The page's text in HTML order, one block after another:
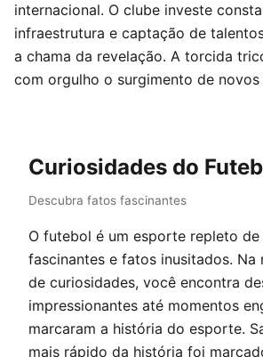
internacional. O clube investe
infraestrutura e captação de
a chama da revelação. A torcida
com orgulho o surgimento de novos
Curiosidades do
Descubra fatos fascinantes
O futebol é um esporte repleto
fascinantes e fatos inusitados. Na
de curiosidades, você encontra
impressionantes até momentos
marcaram a história do esporte.
mais rápido da história foi